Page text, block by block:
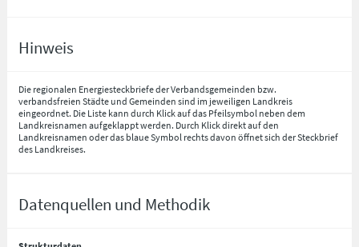
Hinweis
Die regionalen Energiesteckbriefe der Verbandsgemeinden bzw.
verbandsfreien Städte und Gemeinden sind im jeweiligen Landkreis
eingeordnet. Die Liste kann durch Klick auf das Pfeilsymbol neben dem
Landkreisnamen aufgeklappt werden. Durch Klick direkt auf den
Landkreisnamen oder das blaue Symbol rechts davon öffnet sich der Steckbrief
des Landkreises.
Datenquellen und Methodik